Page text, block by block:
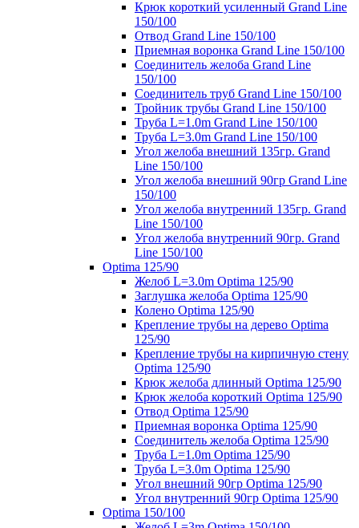
Крюк короткий усиленный Grand Line
150/100
Отвод Grand Line 150/100
Приемная воронка Grand Line 150/100
Соединитель желоба Grand Line
150/100
Соединитель труб Grand Line 150/100
Тройник трубы Grand Line 150/100
Труба L=1.0m Grand Line 150/100
Труба L=3.0m Grand Line 150/100
Угол желоба внешний 135гр. Grand
Line 150/100
Угол желоба внешний 90гр Grand Line
150/100
Угол желоба внутренний 135гр. Grand
Line 150/100
Угол желоба внутренний 90гр. Grand
Line 150/100
Optima 125/90
Желоб L=3.0m Optima 125/90
Заглушка желоба Optima 125/90
Колено Optima 125/90
Крепление трубы на дерево Optima
125/90
Крепление трубы на кирпичную стену
Optima 125/90
Крюк желоба длинный Optima 125/90
Крюк желоба короткий Optima 125/90
Отвод Optima 125/90
Приемная воронка Optima 125/90
Соединитель желоба Optima 125/90
Труба L=1.0m Optima 125/90
Труба L=3.0m Optima 125/90
Угол внешний 90гр Optima 125/90
Угол внутренний 90гр Optima 125/90
Optima 150/100